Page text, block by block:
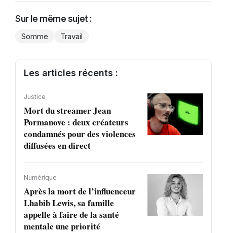
Sur le même sujet :
Somme Travail
Les articles récents :
Justice
Mort du streamer Jean
Pormanove : deux créateurs
condamnés pour des violences
diffusées en direct
Numérique
Après la mort de l’influenceur
Lhabib Lewis, sa famille
appelle à faire de la santé
mentale une priorité